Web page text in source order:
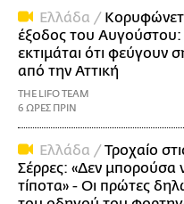
Ελλάδα /
έξοδος του Αυγούστου:
εκτιμάται ότι φεύγουν
από την Αττική
THE LIFO TEAM
6 ΩΡΕΣ ΠΡΙΝ
Ελλάδα / Τροχαίο
Σέρρες: «Δεν μπορούσα
τίποτα» - Οι πρώτες